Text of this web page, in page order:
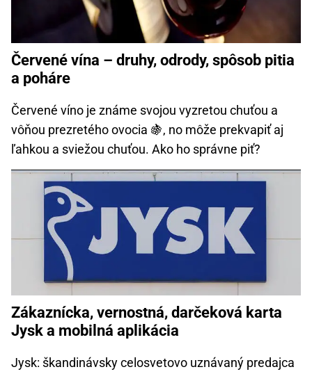
Červené vína – druhy, odrody, spôsob pitia
a poháre
Červené víno je známe svojou vyzretou chuťou a
vôňou prezretého ovocia 🍇, no môže prekvapiť aj
ľahkou a sviežou chuťou. Ako ho správne piť?
Zákaznícka, vernostná, darčeková karta
Jysk a mobilná aplikácia
Jysk: škandinávsky celosvetovo uznávaný predajca